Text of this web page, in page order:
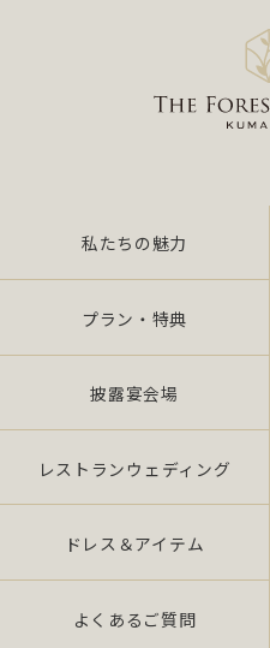
私たちの魅力
プラン・特典
披露宴会場
レストランウェディング
ドレス＆アイテム
よくあるご質問